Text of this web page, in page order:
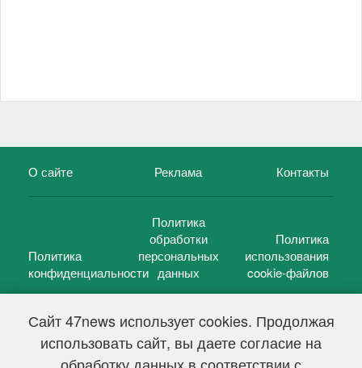
Сайт 47news использует cookies. Продолжая
использовать сайт, вы даете согласие на
О сайте Реклама Контакты
Политика
конфиденциальности
Политика
обработки
персональных
данных
Политика
использования
cookie-файлов
47 новостей (47 news)2005 — 2026 г.